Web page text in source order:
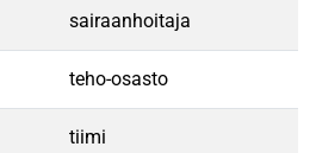
sairaanhoitaja
teho-osasto
tiimi